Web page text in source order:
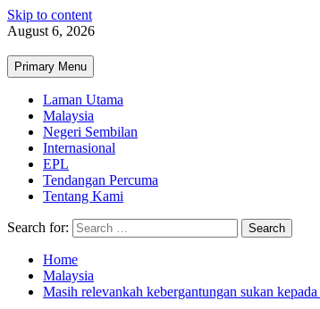
Skip to content
August 6, 2026
Primary Menu
Laman Utama
Malaysia
Negeri Sembilan
Internasional
EPL
Tendangan Percuma
Tentang Kami
Search for:
Home
Malaysia
Masih relevankah kebergantungan sukan